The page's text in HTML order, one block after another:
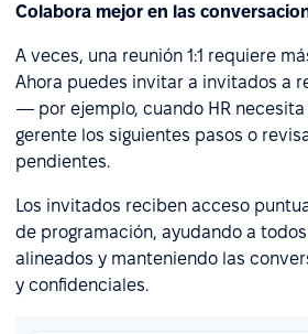
Colabora mejor en las
A veces, una reunión 1:1 requiere
Ahora puedes invitar a invitados a
— por ejemplo, cuando HR
gerente los siguientes pasos o
pendientes.
Los invitados reciben acceso
de programación, ayudando a
alineados y manteniendo las
y confidenciales.